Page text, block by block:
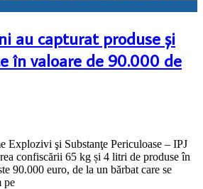
au capturat produse şi
în valoare de 90.000 de
Explozivi şi Substanţe Periculoase – IPJ
confiscării 65 kg și 4 litri de produse în
90.000 euro, de la un bărbat care se
pe